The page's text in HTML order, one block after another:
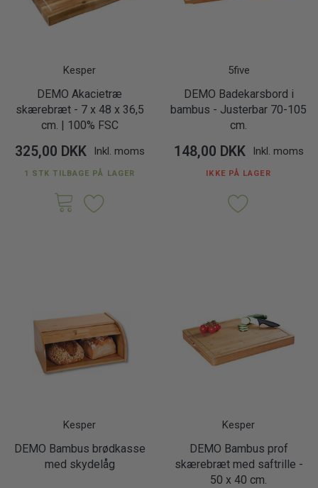
Kesper
DEMO Akacietræ
skærebræt - 7 x 48 x 36,5
cm. | 100% FSC
325,00 DKK Inkl. moms
1 STK TILBAGE PÅ LAGER
5five
DEMO Badekarsbord i
bambus - Justerbar 70-105
cm.
148,00 DKK Inkl. moms
IKKE PÅ LAGER
Kesper
DEMO Bambus brødkasse
med skydelåg
Kesper
DEMO Bambus prof
skærebræt med saftrille -
50 x 40 cm.